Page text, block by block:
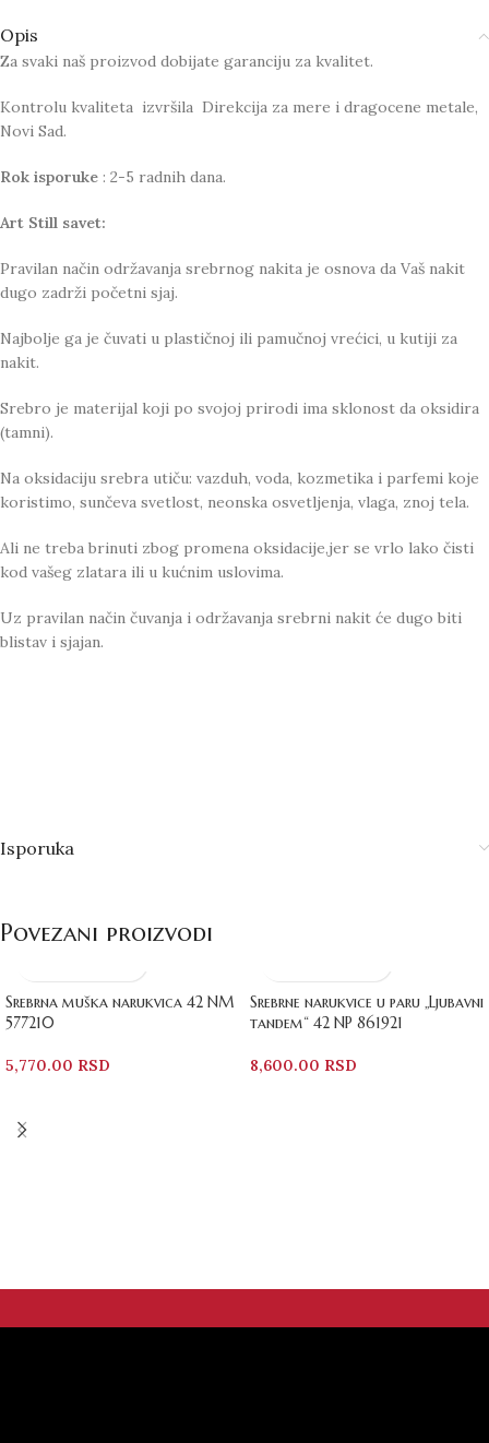
Opis
Za svaki naš proizvod dobijate garanciju za kvalitet.
Kontrolu kvaliteta izvršila Direkcija za mere i dragocene metale,
Novi Sad.
Rok isporuke : 2-5 radnih dana.
Art Still savet:
Pravilan način održavanja srebrnog nakita je osnova da Vaš nakit
dugo zadrži početni sjaj.
Najbolje ga je čuvati u plastičnoj ili pamučnoj vrećici, u kutiji za
nakit.
Srebro je materijal koji po svojoj prirodi ima sklonost da oksidira
(tamni).
Na oksidaciju srebra utiču: vazduh, voda, kozmetika i parfemi koje
koristimo, sunčeva svetlost, neonska osvetljenja, vlaga, znoj tela.
Ali ne treba brinuti zbog promena oksidacije,jer se vrlo lako čisti
kod vašeg zlatara ili u kućnim uslovima.
Uz pravilan način čuvanja i održavanja srebrni nakit će dugo biti
blistav i sjajan.
Isporuka
Povezani proizvodi
Srebrna muška narukvica 42 NM
577210
5,770.00 RSD
Srebrne narukvice u paru „Ljubavni
tandem“ 42 NP 861921
8,600.00 RSD